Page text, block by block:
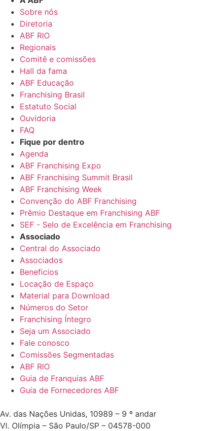
Sobre nós
Diretoria
ABF RIO
Regionais
Comitê e comissões
Hall da fama
ABF Educação
Franchising Brasil
Estatuto Social
Ouvidoria
FAQ
Fique por dentro
Agenda
ABF Franchising Expo
ABF Franchising Summit Brasil
ABF Franchising Week
Convenção do ABF Franchising
Prêmio Destaque em Franchising ABF
SEF - Selo de Excelência em Franchising
Associado
Central do Associado
Associados
Beneficios
Locação de Espaço
Material para Download
Números do Setor
Franchising Íntegro
Seja um Associado
Fale conosco
Comissões Segmentadas
ABF RIO
Guia de Franquias ABF
Guia de Fornecedores ABF
Av. das Nações Unidas, 10989 – 9 º andar
Vl. Olímpia – São Paulo/SP – 04578-000